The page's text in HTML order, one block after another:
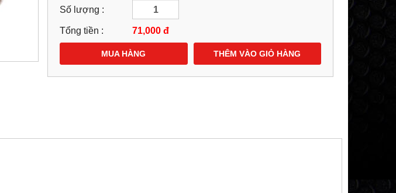
Số lượng :
Tổng tiền : 71,000 đ
MUA HÀNG THÊM VÀO GIỎ HÀNG